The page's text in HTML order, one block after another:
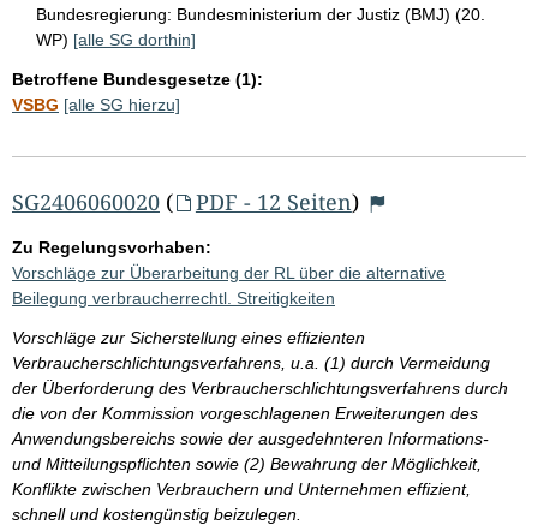
Bundesregierung: Bundesministerium der Justiz (BMJ) (20.
WP) [alle SG dorthin]
Betroffene Bundesgesetze (1):
VSBG [alle SG hierzu]
SG2406060020 ( PDF - 12 Seiten)
Zu Regelungsvorhaben:
Vorschläge zur Überarbeitung der RL über die alternative
Beilegung verbraucherrechtl. Streitigkeiten
Vorschläge zur Sicherstellung eines effizienten
Verbraucherschlichtungsverfahrens, u.a. (1) durch Vermeidung
der Überforderung des Verbraucherschlichtungsverfahrens durch
die von der Kommission vorgeschlagenen Erweiterungen des
Anwendungsbereichs sowie der ausgedehnteren Informations-
und Mitteilungspflichten sowie (2) Bewahrung der Möglichkeit,
Konflikte zwischen Verbrauchern und Unternehmen effizient,
schnell und kostengünstig beizulegen.